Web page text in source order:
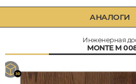
АНАЛОГИ
Инженерная
MONTE M